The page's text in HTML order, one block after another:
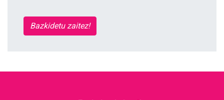
Bazkidetu zaitez!